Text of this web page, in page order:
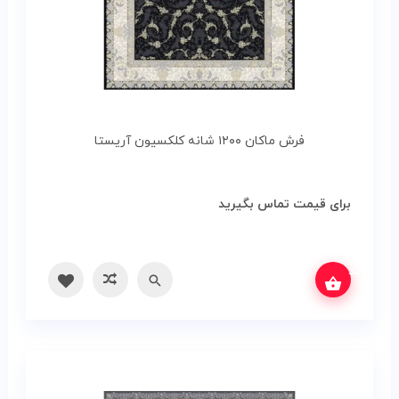
فرش ماکان ۱۲۰۰ شانه کلکسیون آریستا
برای قیمت تماس بگیرید
مقایسه بگیرید